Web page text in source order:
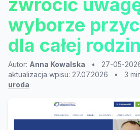
zwrócić
wyborze
dla całej
Autor: Anna Kowalska • 27-05-
aktualizacja wpisu: 27.07.2026
• 3
uroda